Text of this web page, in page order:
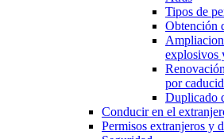
Tipos de
Obtención
explosivos
por
Duplicado
Conducir en el
Permisos extranjeros y